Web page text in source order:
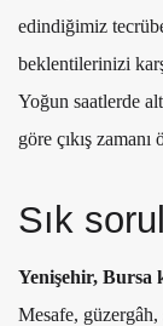
edindiğimiz
beklentilerinizi
Yoğun saatlerde
göre çıkış zamanı
Sık
Yenişehir, Bursa
Mesafe,